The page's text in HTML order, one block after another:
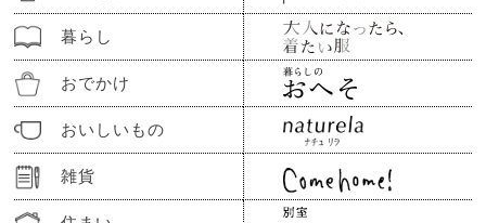
暮らし
おでかけ
おいしいもの
雑貨